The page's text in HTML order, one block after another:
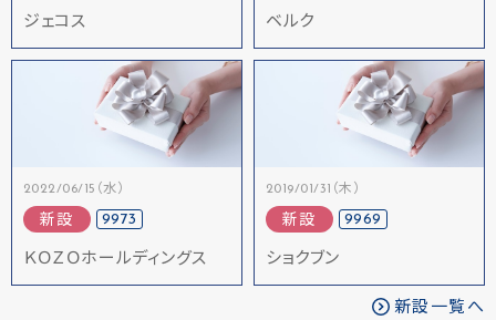
ジェコス ベルク
2022/06/15（水）
新設 9973
ＫＯＺＯホールディングス
2019/01/31（木）
新設 9969
ショクブン
新設一覧へ